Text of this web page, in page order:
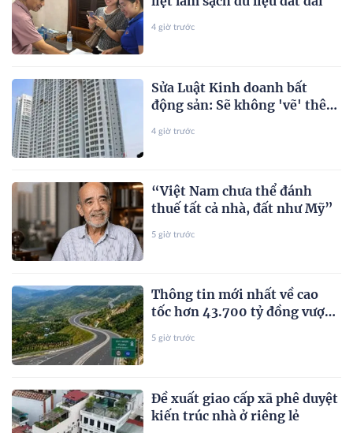
4 giờ trước
Sửa Luật Kinh doanh bất
động sản: Sẽ không 'vẽ' thêm
4 giờ trước
“Việt Nam chưa thể đánh
thuế tất cả nhà, đất như Mỹ”
5 giờ trước
Thông tin mới nhất về cao
tốc hơn 43.700 tỷ đồng vượt
thời gian di chuyển từ Quy
5 giờ trước
Đề xuất giao cấp xã phê duyệt
kiến trúc nhà ở riêng lẻ